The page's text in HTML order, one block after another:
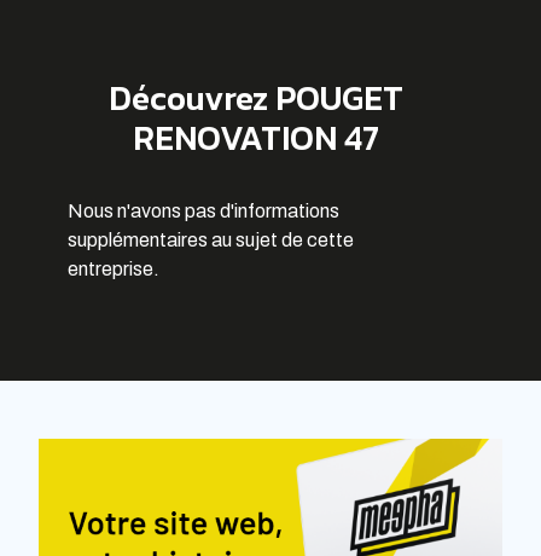
Découvrez POUGET
RENOVATION 47
Nous n'avons pas d'informations
supplémentaires au sujet de cette
entreprise.